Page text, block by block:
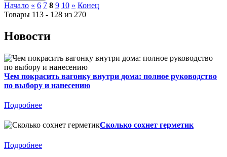
Начало « 6 7 8 9 10 » Конец
Товары 113 - 128 из 270
Новости
Чем покрасить вагонку внутри дома: полное руководство
по выбору и нанесению
Подробнее
Сколько сохнет герметик
Подробнее